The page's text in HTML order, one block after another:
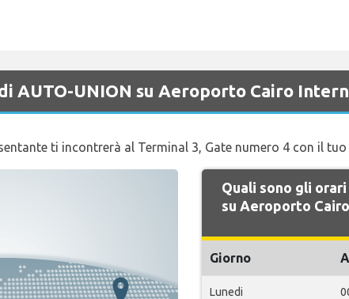
AUTO-UNION su Aeroporto Cairo
ti incontrerà al Terminal 3, Gate numero 4 con il
Quali sono gli
su Aeroporto
Giorno
Lunedi